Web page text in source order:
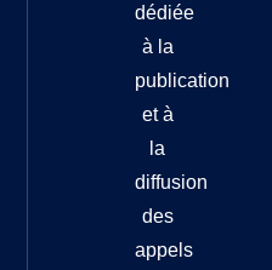
dédiée
à la
publication
et à
la
diffusion
des
appels